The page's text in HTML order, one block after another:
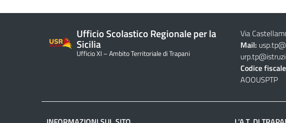
Ufficio Scolastico Regionale per la
Sicilia
Ufficio XI – Ambito Territoriale di Trapani
Via
Mail:
Codice
AOOUSPTP